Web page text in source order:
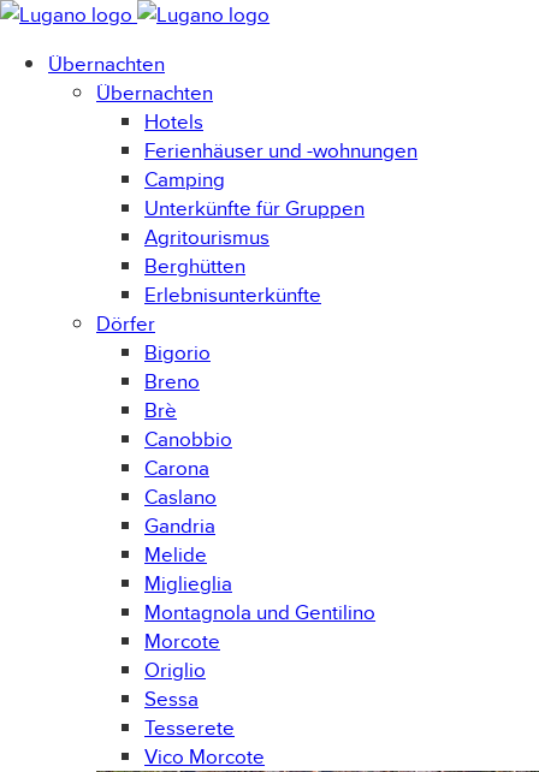
Übernachten
Übernachten
Hotels
Ferienhäuser und -wohnungen
Camping
Unterkünfte für Gruppen
Agritourismus
Berghütten
Erlebnisunterkünfte
Dörfer
Bigorio
Breno
Brè
Canobbio
Carona
Caslano
Gandria
Melide
Miglieglia
Montagnola und Gentilino
Morcote
Origlio
Sessa
Tesserete
Vico Morcote